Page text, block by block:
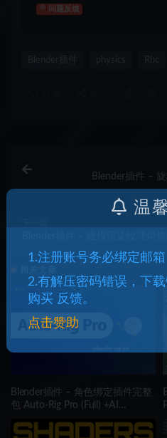
问题反馈
physics
Blender插件 –
Cutter) All-In-One Addon
Blender插件 – 角色绑定插件完整
包 Auto-Rig Pro (Full) +AI
温
1.注册账号务必绑定邮箱
2.有解压密码错误，下
购买 反馈。
点击赞助